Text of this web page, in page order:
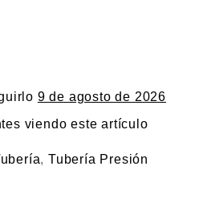
9 de agosto de 2026
viendo este artículo
,Tubería Presión